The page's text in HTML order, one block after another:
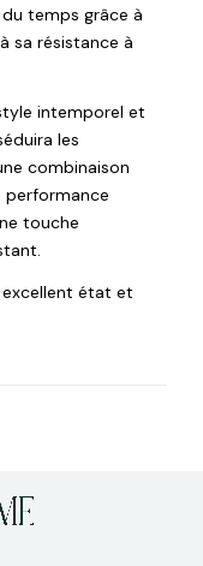
temps grâce à
sa résistance à
intemporel et
les
combinaison
performance
touche
excellent état et